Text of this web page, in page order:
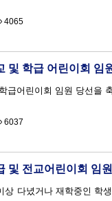
4065
및 학급 어린이회 임
급어린이회 임원 당선을
6037
및 전교어린이회 임
상 다녔거나 재학중인 학